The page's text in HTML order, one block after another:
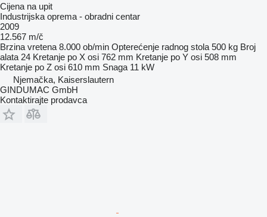
Cijena na upit
Industrijska oprema - obradni centar
2009
12.567 m/č
Brzina vretena 8.000 ob/min Opterećenje radnog stola 500 kg Broj
alata 24 Kretanje po X osi 762 mm Kretanje po Y osi 508 mm
Kretanje po Z osi 610 mm Snaga 11 kW
Njemačka, Kaiserslautern
GINDUMAC GmbH
Kontaktirajte prodavca